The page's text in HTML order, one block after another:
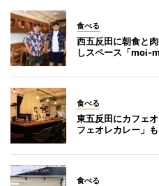
食べる
西五反田に朝食と
しスペース「moi-
食べる
東五反田にカフェ
フェオレカレー」も
食べる